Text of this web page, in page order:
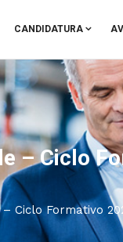
CANDIDATURA
– Ciclo
Ciclo Formativo